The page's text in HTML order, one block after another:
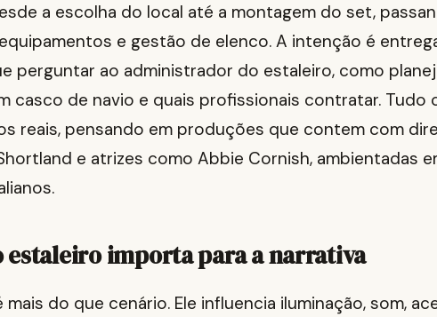
a escolha do local até a montagem do set,
e gestão de elenco. A intenção é
perguntar ao administrador do estaleiro, como
casco de navio e quais profissionais contratar. Tudo
reais, pensando em produções que contem com
e atrizes como Abbie Cornish, ambientadas
estaleiro importa para a narrativa
mais do que cenário. Ele influencia iluminação, som,